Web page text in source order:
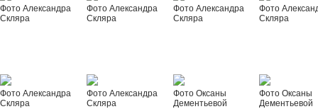
Фото Александра
Скляра
Фото Александра
Скляра
Фото Александра
Скляра
Фото
Скляра
Фото Александра
Скляра
Фото Александра
Скляра
Фото Оксаны
Дементьевой
Фото Оксаны
Дементьевой